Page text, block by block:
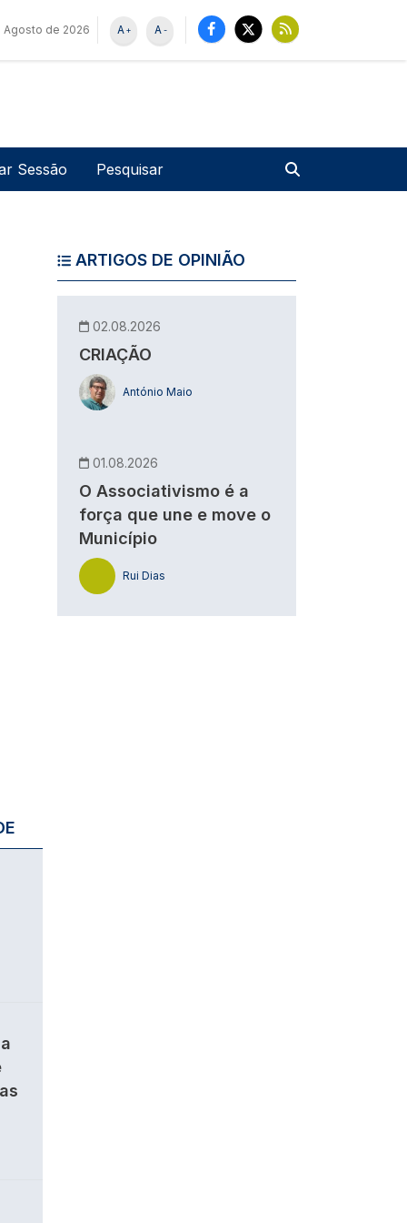
de 2026 -
A
+
A
de utilizador
Sessão
ARTIGOS DE OPINIÃO
02.08.2026
CRIAÇÃO
António Maio
01.08.2026
O Associativismo é a
força que une e move o
Município
Rui Dias